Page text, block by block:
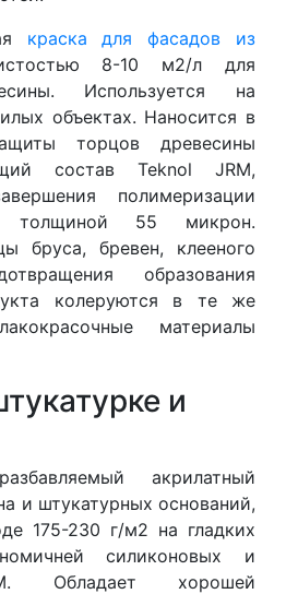
краска для фасадов из
8-10 м2/л для
Используется на
объектах. Наносится в
торцов древесины
состав Teknol JRM,
полимеризации
толщиной 55 микрон.
бруса, бревен, клееного
образования
колеруются в те же
материалы
и
акрилатный
и штукатурных оснований,
175-230 г/м2 на гладких
силиконовых и
Обладает хорошей